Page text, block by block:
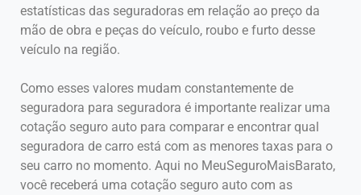
estatísticas das seguradoras em relação ao preço da
mão de obra e peças do veículo, roubo e furto desse
veículo na região.
Como esses valores mudam constantemente de
seguradora para seguradora é importante realizar uma
cotação seguro auto para comparar e encontrar qual
seguradora de carro está com as menores taxas para o
seu carro no momento. Aqui no MeuSeguroMaisBarato,
você receberá uma cotação seguro auto com as